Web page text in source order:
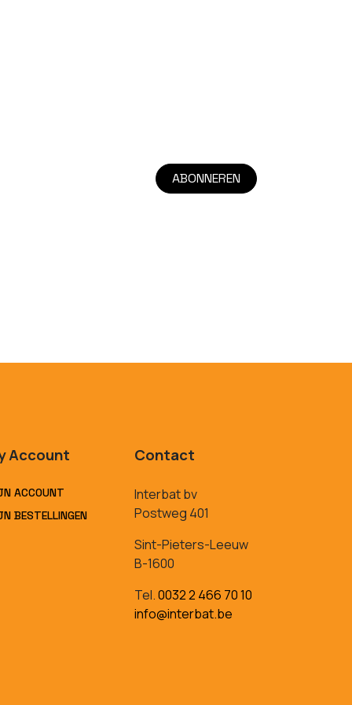
ABONNEREN
Account
ACCOUNT
BESTELLINGEN
Contact
Interbat bv
Postweg 401
Sint-Pieters-Leeuw
B-1600
Tel.0032 2 466 70 10
info@interbat.be